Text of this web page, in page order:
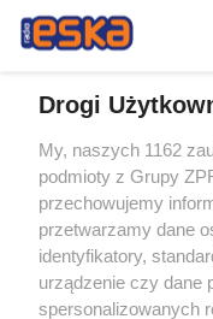
Żaden utwór
rozpowszechniany lub
tym także elektroniczny
eksploatacji w
Internecie bez pisemnej
wykorzystanie utworów w
tzn. bez właściwej zgody,
ścigane prawnie.
Drogi
My, naszych 1162
podmioty z Grupy
przechowujemy
przetwarzamy dane
identyfikatory,
urządzenie czy dane
spersonalizowanych